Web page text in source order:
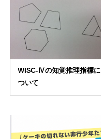
WISC-Ⅳの知覚推理指標に
ついて